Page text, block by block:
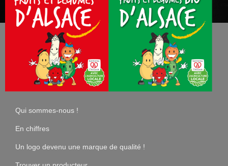
Qui sommes-nous !
En chiffres
Un logo devenu une marque de qualité !